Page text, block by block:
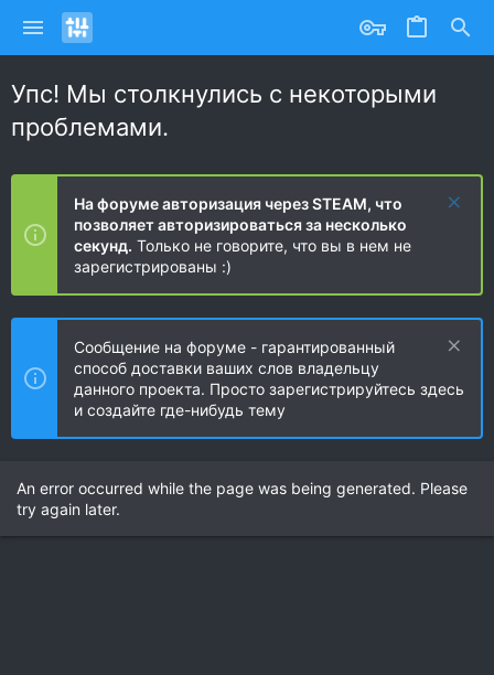
Упс! Мы столкнулись с некоторыми
проблемами.
На форуме авторизация через STEAM, что
позволяет авторизироваться за несколько
секунд. Только не говорите, что вы в нем не
зарегистрированы :)
Сообщение на форуме - гарантированный
способ доставки ваших слов владельцу
данного проекта. Просто зарегистрируйтесь здесь
и создайте где-нибудь тему
An error occurred while the page was being generated. Please
try again later.